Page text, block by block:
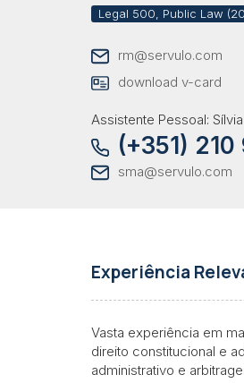
Legal 500, Public Law
rm@servulo.com
download v-card
Assistente Pessoal:
(+351) 210
sma@servulo.com
Experiência
Vasta experiência em
direito constitucional e
administrativo e